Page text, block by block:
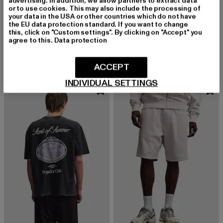
PEGADOR
Jovren Structured
PEGADOR
Lagos Soft Rib
or to use cookies. This may also include the processing of
your data in the USA or other countries which do not have
the EU data protection standard. If you want to change
this, click on "Custom settings". By clicking on "Accept" you
agree to this. Data protection
INDIVIDUAL SETTINGS
ACCEPT